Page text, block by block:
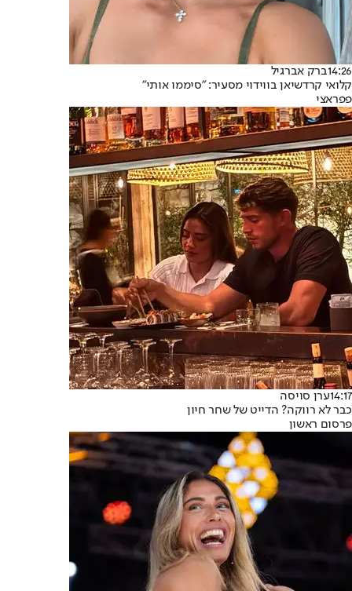
14:26ברק אברגיל
קלואי קרדשיאן בווידוי מסעיר: "סיממו אותי"
פפראצי
14:17ערן סויסה
כבר לא רווקה? הדייט של שחר חיון
פרסום ראשון